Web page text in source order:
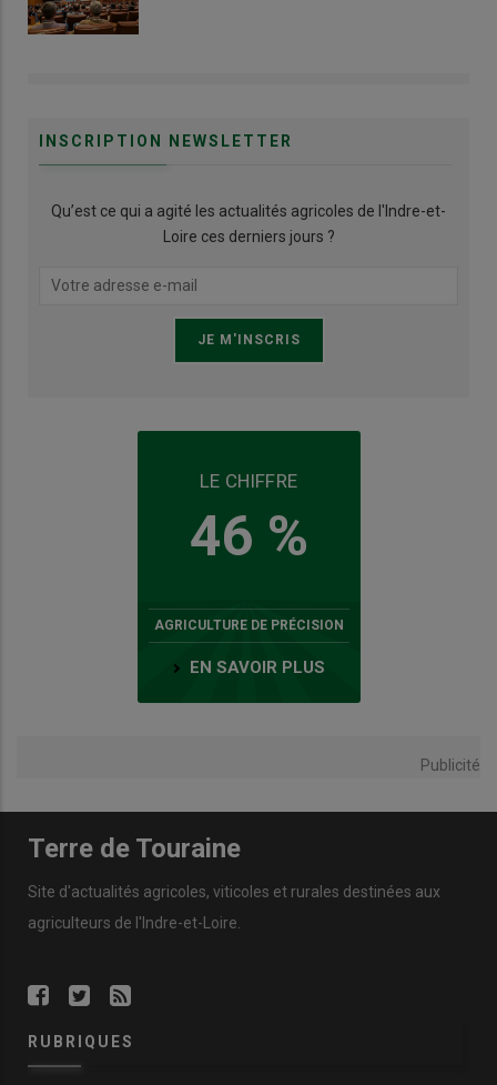
INSCRIPTION NEWSLETTER
Qu’est ce qui a agité les actualités agricoles de l'Indre-et-
Loire ces derniers jours ?
LE CHIFFRE
46 %
AGRICULTURE DE PRÉCISION
EN SAVOIR PLUS
Publicité
Terre de Touraine
Site d'actualités agricoles, viticoles et rurales destinées aux
agriculteurs de l'Indre-et-Loire.
RUBRIQUES